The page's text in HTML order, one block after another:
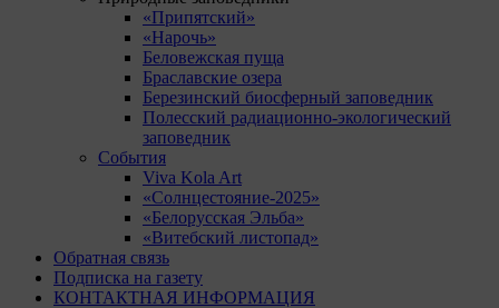
«Припятский»
«Нарочь»
Беловежская пуща
Браславские озера
Березинский биосферный заповедник
Полесский радиационно-экологический
заповедник
События
Viva Kola Art
«Солнцестояние-2025»
«Белорусская Эльба»
«Витебский листопад»
Обратная связь
Подписка на газету
КОНТАКТНАЯ ИНФОРМАЦИЯ